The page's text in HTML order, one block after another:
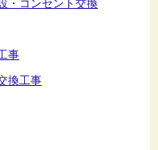
・コンセント交換
事
換工事